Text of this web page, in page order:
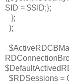
SID = $SID;};
};
);
$RDSessions =